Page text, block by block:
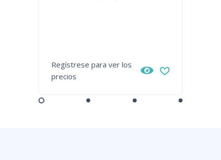
Regístrese para ver los
precios